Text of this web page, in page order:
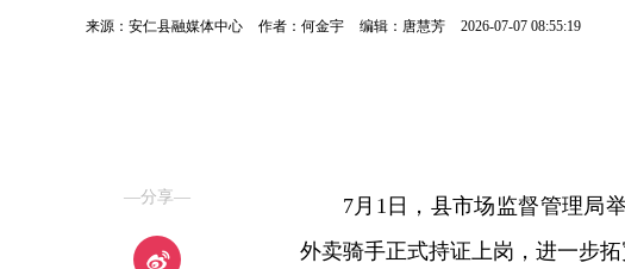
来源：安仁县融媒体中心 作者：何金宇 编辑：唐慧芳 2026-07-07 08:55:19
—分享—
7月1日，县市场监督管理局
外卖骑手正式持证上岗，进一步拓